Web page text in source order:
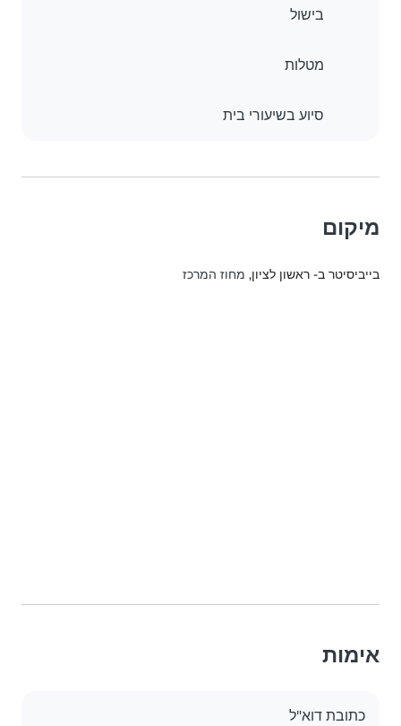
בישול
מטלות
סיוע בשיעורי בית
מיקום
בייביסיטר ב- ראשון לציון, מחוז המרכז
אימות
כתובת דוא"ל